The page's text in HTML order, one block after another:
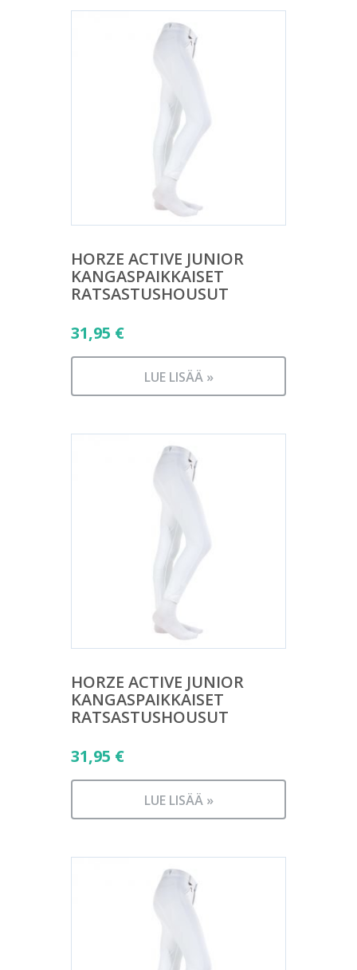
HORZE ACTIVE JUNIOR
KANGASPAIKKAISET
RATSASTUSHOUSUT
31,95 €
LUE LISÄÄ »
HORZE ACTIVE JUNIOR
KANGASPAIKKAISET
RATSASTUSHOUSUT
31,95 €
LUE LISÄÄ »